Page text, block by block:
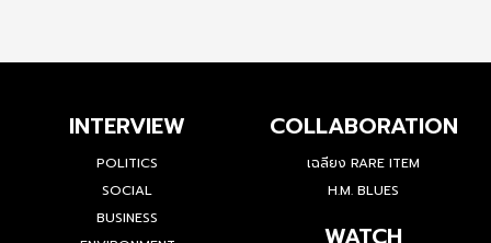
INTERVIEW
POLITICS
SOCIAL
BUSINESS
COLLABORATION
เฉลียง RARE ITEM
H.M. BLUES